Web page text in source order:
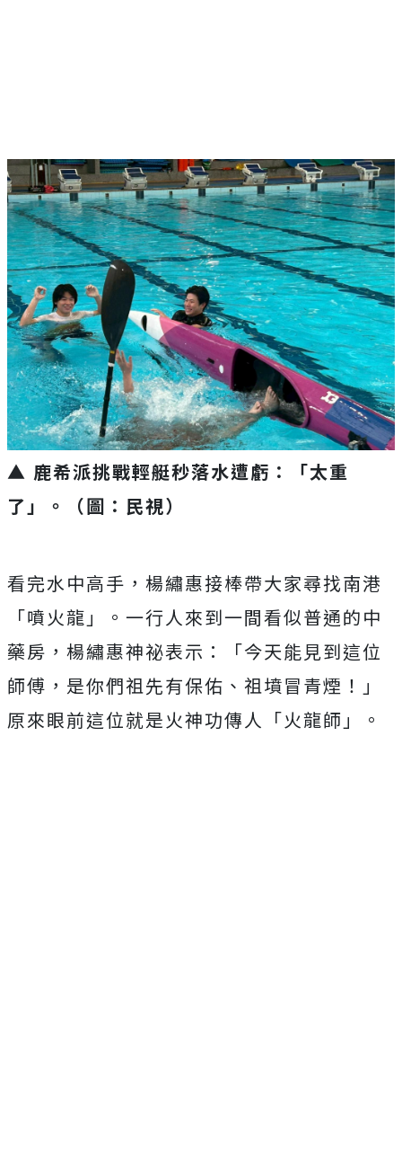
▲ 鹿希派挑戰輕艇秒落水遭虧：「太重
了」。（圖：民視）
看完水中高手，楊繡惠接棒帶大家尋找南港
「噴火龍」。一行人來到一間看似普通的中
藥房，楊繡惠神祕表示：「今天能見到這位
師傅，是你們祖先有保佑、祖墳冒青煙！」
原來眼前這位就是火神功傳人「火龍師」。